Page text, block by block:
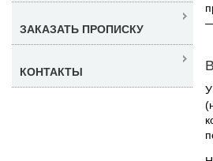
—
ЗАКАЗАТЬ ПРОПИСКУ
КОНТАКТЫ